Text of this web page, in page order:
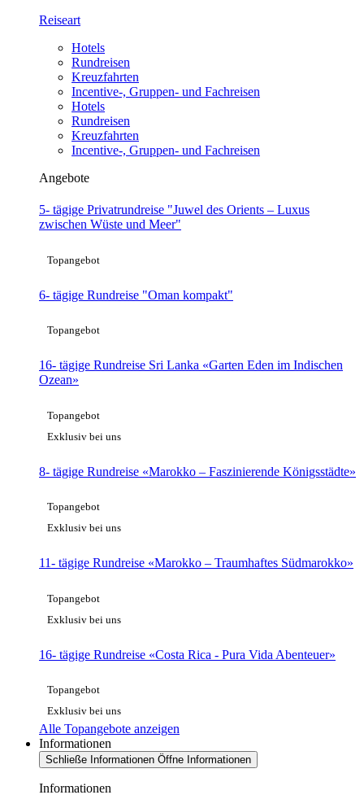
Reiseart
Hotels
Rundreisen
Kreuzfahrten
Incentive-, Gruppen- und Fachreisen
Hotels
Rundreisen
Kreuzfahrten
Incentive-, Gruppen- und Fachreisen
Angebote
5- tägige Privatrundreise "Juwel des Orients – Luxus
zwischen Wüste und Meer"
Topangebot
6- tägige Rundreise "Oman kompakt"
Topangebot
16- tägige Rundreise Sri Lanka «Garten Eden im Indischen
Ozean»
Topangebot
Exklusiv bei uns
8- tägige Rundreise «Marokko – Faszinierende Königsstädte»
Topangebot
Exklusiv bei uns
11- tägige Rundreise «Marokko – Traumhaftes Südmarokko»
Topangebot
Exklusiv bei uns
16- tägige Rundreise «Costa Rica - Pura Vida Abenteuer»
Topangebot
Exklusiv bei uns
Alle Topangebote anzeigen
Informationen
Schließe Informationen Öffne Informationen
Informationen